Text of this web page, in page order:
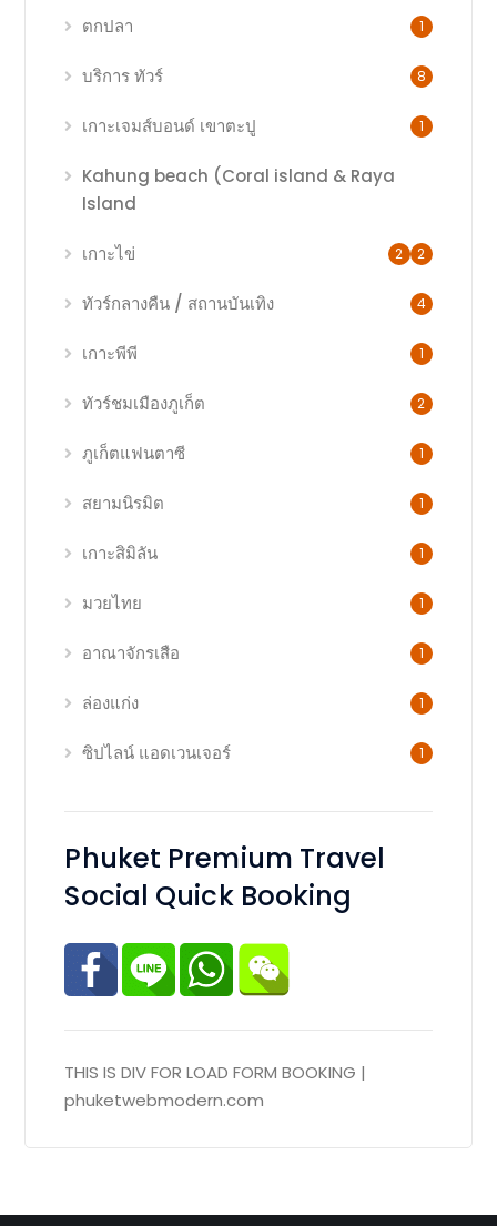
ตกปลา 1
บริการ ทัวร์ 8
เกาะเจมส์บอนด์ เขาตะปู 1
Kahung beach (Coral island & Raya
Island
2
เกาะไข่ 2
ทัวร์กลางคืน / สถานบันเทิง 4
เกาะพีพี 1
ทัวร์ชมเมืองภูเก็ต 2
ภูเก็ตแฟนตาซี 1
สยามนิรมิต 1
เกาะสิมิลัน 1
มวยไทย 1
อาณาจักรเสือ 1
ล่องแก่ง 1
ซิปไลน์ แอดเวนเจอร์ 1
Phuket Premium Travel
Social Quick Booking
THIS IS DIV FOR LOAD FORM BOOKING |
phuketwebmodern.com